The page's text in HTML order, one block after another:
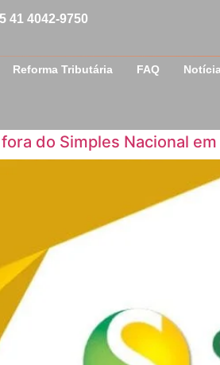
41 4042-9750
Reforma Tributária FAQ
do Simples Nacional